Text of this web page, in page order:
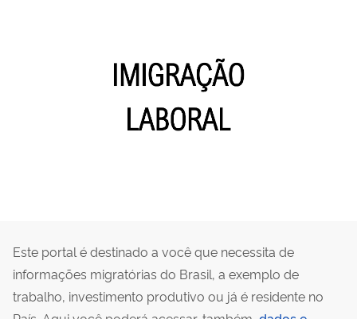
Este portal é destinado a você que necessita de
informações migratórias do Brasil, a exemplo de
trabalho, investimento produtivo ou já é residente no